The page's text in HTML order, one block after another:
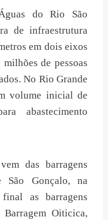
do Rio São
de infraestrutura
em dois eixos
de pessoas
No Rio Grande
volume inicial de
abastecimento
das barragens
São Gonçalo, na
as barragens
Oiticica,